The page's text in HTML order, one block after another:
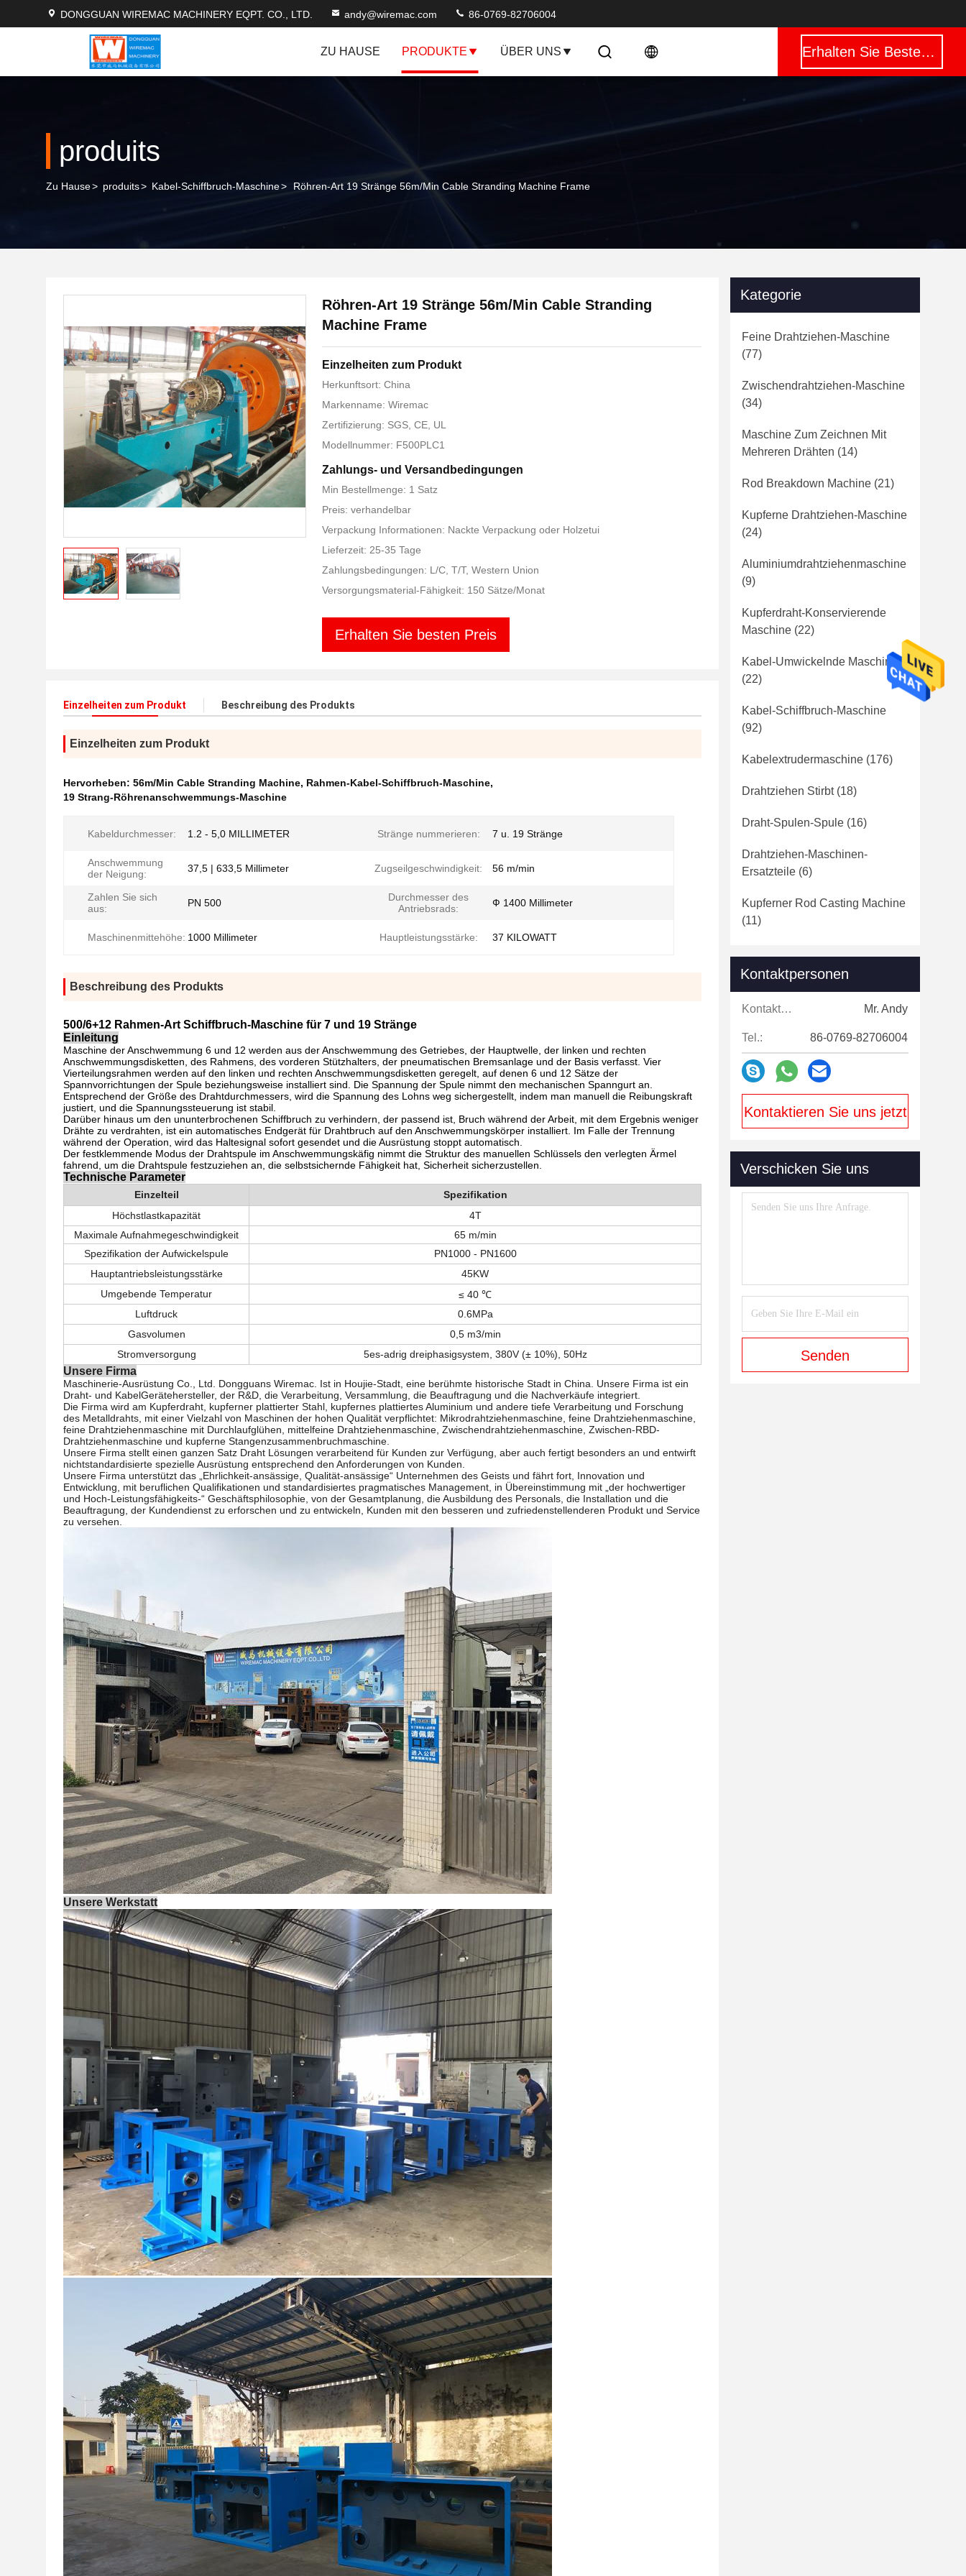
DONGGUAN WIREMAC MACHINERY EQPT. CO., LTD. andy@wiremac.com 86-0769-82706004
ZU HAUSE PRODUKTE ÜBER UNS Erhalten Sie Besten Preis
produits
Zu Hause> produits> Kabel-Schiffbruch-Maschine> Röhren-Art 19 Stränge 56m/Min Cable Stranding Machine Frame
Röhren-Art 19 Stränge 56m/Min Cable Stranding
Machine Frame
Einzelheiten zum Produkt
Herkunftsort: China
Markenname: Wiremac
Zertifizierung: SGS, CE, UL
Modellnummer: F500PLC1
Zahlungs- und Versandbedingungen
Min Bestellmenge: 1 Satz
Preis: verhandelbar
Verpackung Informationen: Nackte Verpackung oder Holzetui
Lieferzeit: 25-35 Tage
Zahlungsbedingungen: L/C, T/T, Western Union
Versorgungsmaterial-Fähigkeit: 150 Sätze/Monat
Erhalten Sie besten Preis
Einzelheiten zum Produkt Beschreibung des Produkts
Einzelheiten zum Produkt
Hervorheben: 56m/Min Cable Stranding Machine, Rahmen-Kabel-Schiffbruch-Maschine,
19 Strang-Röhrenanschwemmungs-Maschine
Kabeldurchmesser: 1.2 - 5,0 MILLIMETER Stränge nummerieren: 7 u. 19 Stränge
Anschwemmung
der Neigung:
37,5 | 633,5 Millimeter Zugseilgeschwindigkeit: 56 m/min
Zahlen Sie sich
aus:
PN 500
Durchmesser des
Antriebsrads:
Ф 1400 Millimeter
Maschinenmittehöhe: 1000 Millimeter Hauptleistungsstärke: 37 KILOWATT
Beschreibung des Produkts
500/6+12 Rahmen-Art Schiffbruch-Maschine für 7 und 19 Stränge
Einleitung
Maschine der Anschwemmung 6 und 12 werden aus der Anschwemmung des Getriebes, der Hauptwelle, der linken und rechten
Anschwemmungsdisketten, des Rahmens, des vorderen Stützhalters, der pneumatischen Bremsanlage und der Basis verfasst. Vier
Vierteilungsrahmen werden auf den linken und rechten Anschwemmungsdisketten geregelt, auf denen 6 und 12 Sätze der
Spannvorrichtungen der Spule beziehungsweise installiert sind. Die Spannung der Spule nimmt den mechanischen Spanngurt an.
Entsprechend der Größe des Drahtdurchmessers, wird die Spannung des Lohns weg sichergestellt, indem man manuell die Reibungskraft
justiert, und die Spannungssteuerung ist stabil.
Darüber hinaus um den ununterbrochenen Schiffbruch zu verhindern, der passend ist, Bruch während der Arbeit, mit dem Ergebnis weniger
Drähte zu verdrahten, ist ein automatisches Endgerät für Drahtbruch auf den Anschwemmungskörper installiert. Im Falle der Trennung
während der Operation, wird das Haltesignal sofort gesendet und die Ausrüstung stoppt automatisch.
Der festklemmende Modus der Drahtspule im Anschwemmungskäfig nimmt die Struktur des manuellen Schlüssels den verlegten Ärmel
fahrend, um die Drahtspule festzuziehen an, die selbstsichernde Fähigkeit hat, Sicherheit sicherzustellen.
Technische Parameter
Einzelteil
Spezifikation
Höchstlastkapazität
4T
Maximale Aufnahmegeschwindigkeit
65 m/min
Spezifikation der Aufwickelspule
PN1000 - PN1600
Hauptantriebsleistungsstärke
45KW
Umgebende Temperatur
≤ 40 ℃
Luftdruck
0.6MPa
Gasvolumen
0,5 m3/min
Stromversorgung
5es-adrig dreiphasigsystem, 380V (± 10%), 50Hz
Unsere Firma
Maschinerie-Ausrüstung Co., Ltd. Dongguans Wiremac. Ist in Houjie-Stadt, eine berühmte historische Stadt in China. Unsere Firma ist ein
Draht- und KabelGerätehersteller, der R&D, die Verarbeitung, Versammlung, die Beauftragung und die Nachverkäufe integriert.
Die Firma wird am Kupferdraht, kupferner plattierter Stahl, kupfernes plattiertes Aluminium und andere tiefe Verarbeitung und Forschung
des Metalldrahts, mit einer Vielzahl von Maschinen der hohen Qualität verpflichtet: Mikrodrahtziehenmaschine, feine Drahtziehenmaschine,
feine Drahtziehenmaschine mit Durchlaufglühen, mittelfeine Drahtziehenmaschine, Zwischendrahtziehenmaschine, Zwischen-RBD-
Drahtziehenmaschine und kupferne Stangenzusammenbruchmaschine.
Unsere Firma stellt einen ganzen Satz Draht Lösungen verarbeitend für Kunden zur Verfügung, aber auch fertigt besonders an und entwirft
nichtstandardisierte spezielle Ausrüstung entsprechend den Anforderungen von Kunden.
Unsere Firma unterstützt das „Ehrlichkeit-ansässige, Qualität-ansässige“ Unternehmen des Geists und fährt fort, Innovation und
Entwicklung, mit beruflichen Qualifikationen und standardisiertes pragmatisches Management, in Übereinstimmung mit „der hochwertiger
und Hoch-Leistungsfähigkeits-“ Geschäftsphilosophie, von der Gesamtplanung, die Ausbildung des Personals, die Installation und die
Beauftragung, der Kundendienst zu erforschen und zu entwickeln, Kunden mit den besseren und zufriedenstellenderen Produkt und Service
zu versehen.
Unsere Werkstatt
Kategorie
Feine Drahtziehen-Maschine
(77)
Zwischendrahtziehen-Maschine
(34)
Maschine Zum Zeichnen Mit
Mehreren Drähten (14)
Rod Breakdown Machine (21)
Kupferne Drahtziehen-Maschine
(24)
Aluminiumdrahtziehenmaschine
(9)
Kupferdraht-Konservierende
Maschine (22)
Kabel-Umwickelnde Maschine
(22)
Kabel-Schiffbruch-Maschine
(92)
Kabelextrudermaschine (176)
Drahtziehen Stirbt(18)
Draht-Spulen-Spule (16)
Drahtziehen-Maschinen-
Ersatzteile (6)
Kupferner Rod Casting Machine
(11)
Kontaktpersonen
Kontaktpersonen: Mr. Andy
Tel.: 86-0769-82706004
Kontaktieren Sie uns jetzt
Verschicken Sie uns
Senden